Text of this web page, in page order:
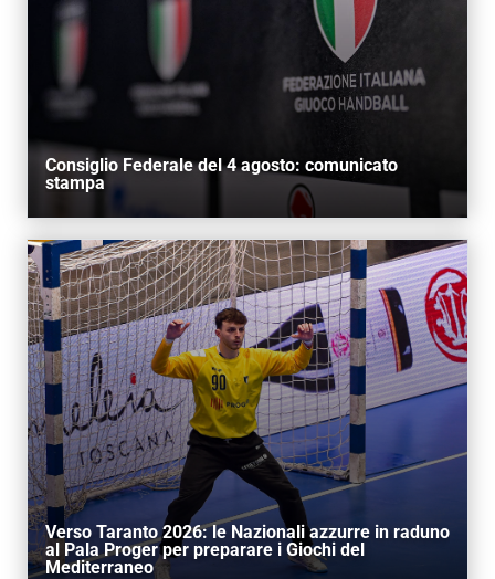
Consiglio Federale del 4 agosto: comunicato
stampa
Verso Taranto 2026: le Nazionali azzurre in raduno
al Pala Proger per preparare i Giochi del
Mediterraneo